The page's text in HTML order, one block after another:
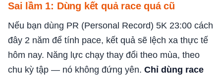
Sai lầm 1: Dùng kết quả race quá cũ
Nếu bạn dùng PR (Personal Record) 5K 23:00 cách
đây 2 năm để tính pace, kết quả sẽ lệch xa thực tế
hôm nay. Năng lực chạy thay đổi theo mùa, theo
chu kỳ tập — nó không đứng yên. Chỉ dùng race